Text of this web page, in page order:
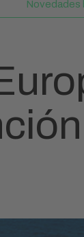
Novedades